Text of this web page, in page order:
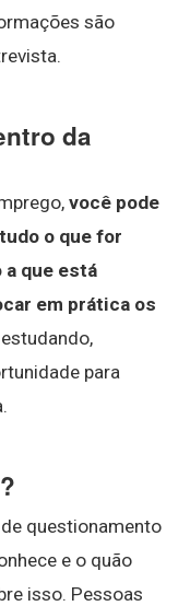
são
da
você pode
o que for
que está
em prática os
para
questionamento
e o quão
isso. Pessoas